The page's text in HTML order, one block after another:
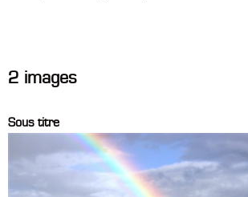
2 images
Sous titre